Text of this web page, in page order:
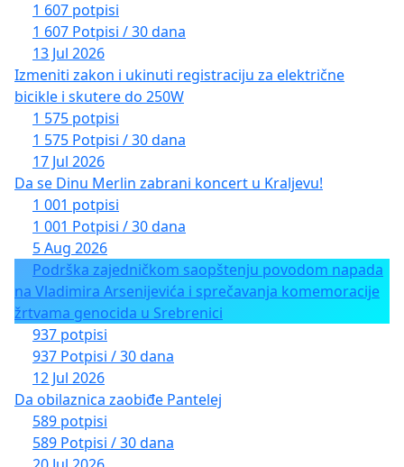
1 607 potpisi
1 607 Potpisi / 30 dana
13 Jul 2026
Izmeniti zakon i ukinuti registraciju za električne
bicikle i skutere do 250W
1 575 potpisi
1 575 Potpisi / 30 dana
17 Jul 2026
Da se Dinu Merlin zabrani koncert u Kraljevu!
1 001 potpisi
1 001 Potpisi / 30 dana
5 Aug 2026
Podrška zajedničkom saopštenju povodom napada
na Vladimira Arsenijevića i sprečavanja komemoracije
žrtvama genocida u Srebrenici
937 potpisi
937 Potpisi / 30 dana
12 Jul 2026
Da obilaznica zaobiđe Pantelej
589 potpisi
589 Potpisi / 30 dana